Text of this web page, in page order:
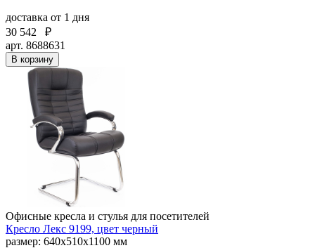
доставка от 1 дня
30 542
₽
арт. 8688631
В корзину
Офисные кресла и стулья для посетителей
Кресло Лекс 9199, цвет черный
размер: 640х510х1100 мм